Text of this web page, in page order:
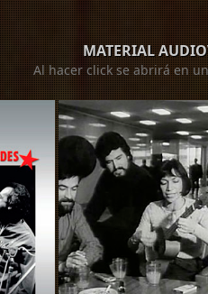
MATERIAL
Al hacer click se abrirá en